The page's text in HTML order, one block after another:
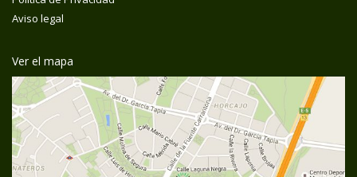
Aviso legal
Ver el mapa